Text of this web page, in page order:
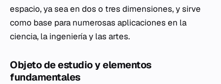
espacio, ya sea en dos o tres dimensiones, y sirve
como base para numerosas aplicaciones en la
ciencia, la ingeniería y las artes.
Objeto de estudio y elementos
fundamentales